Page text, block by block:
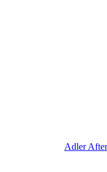
Adler